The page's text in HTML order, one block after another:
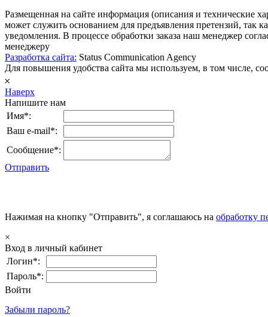
Размещенная на сайте информация (описания и технические
может служить основанием для предъявления претензий, так
уведомления. В процессе обработки заказа наш менеджер
менеджеру
Разработка сайта: Status Communication Agency
Для повышения удобства сайта мы используем, в том числе,
𐄂
Наверх
Напишите нам
Имя*:
Ваш e-mail*:
Сообщение*:
Отправить
Нажимая на кнопку "Отправить", я соглашаюсь на обработку
×
Вход в личный кабинет
Логин*:
Пароль*:
Войти
Забыли пароль?